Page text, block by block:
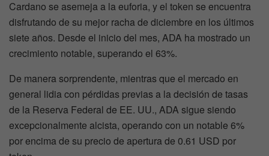
Cardano se asemeja a la euforia, y el token se encuentra
disfrutando de su mejor racha de diciembre en los últimos
siete años. Desde el inicio del mes, ADA ha mostrado un
crecimiento notable, superando el 63%.
De manera sorprendente, mientras que el mercado en
general lidia con pérdidas previas a la decisión de tasas
de la Reserva Federal de EE. UU., ADA sigue siendo
excepcionalmente alcista, operando con un notable 6%
por encima de su precio de apertura de 0.61 USD por